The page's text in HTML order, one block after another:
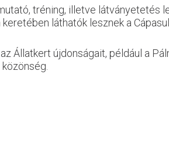
tréning, illetve látványetetés
láthatók lesznek a
Állatkert újdonságait, például a